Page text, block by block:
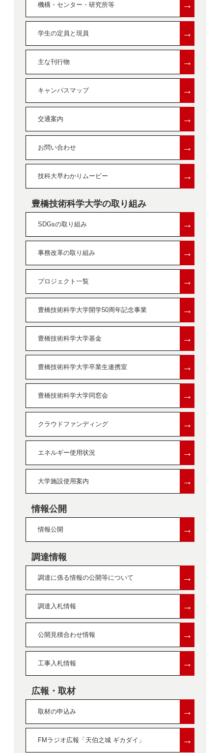
機構・センター・研究所等 →
学生の定員と現員 →
主な刊行物 →
キャンパスマップ →
交通案内 →
お問い合わせ →
技科大早わかりムービー →
豊橋技術科学大学の取り組み
SDGsの取り組み →
事務改革の取り組み →
プロジェクト一覧 →
豊橋技術科学大学開学50周年記念事業 →
豊橋技術科学大学基金 →
豊橋技術科学大学卒業生連携室 →
豊橋技術科学大学同窓会 →
クラウドファンディング →
エネルギー使用状況 →
大学施設使用案内 →
情報公開
情報公開 →
調達情報
調達に係る情報の公開等について →
調達入札情報 →
公開見積合わせ情報 →
工事入札情報 →
広報・取材
取材の申込み →
FMラジオ広報「天伯之城 ギカダイ」 →